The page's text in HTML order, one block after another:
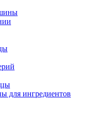
для ингредиентов